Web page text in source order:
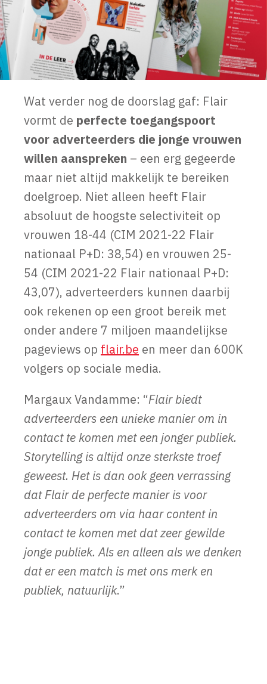
Wat verder nog de doorslag gaf: Flair
vormt de perfecte toegangspoort
voor adverteerders die jonge vrouwen
willen aanspreken – een erg gegeerde
maar niet altijd makkelijk te bereiken
doelgroep. Niet alleen heeft Flair
absoluut de hoogste selectiviteit op
vrouwen 18-44 (CIM 2021-22 Flair
nationaal P+D: 38,54) en vrouwen 25-
54 (CIM 2021-22 Flair nationaal P+D:
43,07), adverteerders kunnen daarbij
ook rekenen op een groot bereik met
onder andere 7 miljoen maandelijkse
pageviews op flair.be en meer dan 600K
volgers op sociale media.
Margaux Vandamme: “Flair biedt
adverteerders een unieke manier om in
contact te komen met een jonger publiek.
Storytelling is altijd onze sterkste troef
geweest. Het is dan ook geen verrassing
dat Flair de perfecte manier is voor
adverteerders om via haar content in
contact te komen met dat zeer gewilde
jonge publiek. Als en alleen als we denken
dat er een match is met ons merk en
publiek, natuurlijk.”